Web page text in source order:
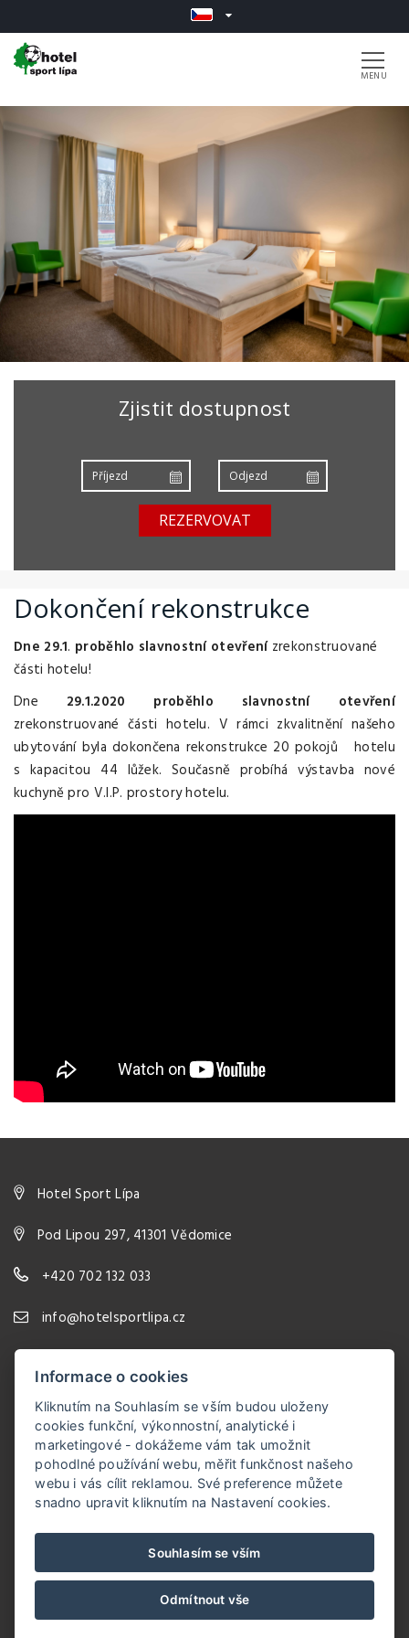
Zjistit dostupnost
REZERVOVAT
Dokončení rekonstrukce
Dne 29.1. proběhlo slavnostní otevřenízrekonstruované
části hotelu!
Dne 29.1.2020 proběhlo slavnostní otevření
zrekonstruované části hotelu. V rámci zkvalitnění našeho
ubytování byla dokončena rekonstrukce 20 pokojů hotelu
s kapacitou 44 lůžek. Současně probíhá výstavba nové
kuchyně pro V.I.P. prostory hotelu.
Hotel Sport Lípa
Pod Lipou 297, 41301 Vědomice
+420 702 132 033
info@hotelsportlipa.cz
Hotel Sport Lípa
VOP
© Copyright 2026 | Všechna práva vyhrazena
Informace o cookies
Kliknutím na Souhlasím se vším budou uloženy
cookies funkční, výkonnostní, analytické i
marketingové - dokážeme vám tak umožnit
pohodlné používání webu, měřit funkčnost našeho
webu i vás cílit reklamou. Své preference můžete
snadno upravit kliknutím na Nastavení cookies.
Souhlasím se vším
Odmítnout vše